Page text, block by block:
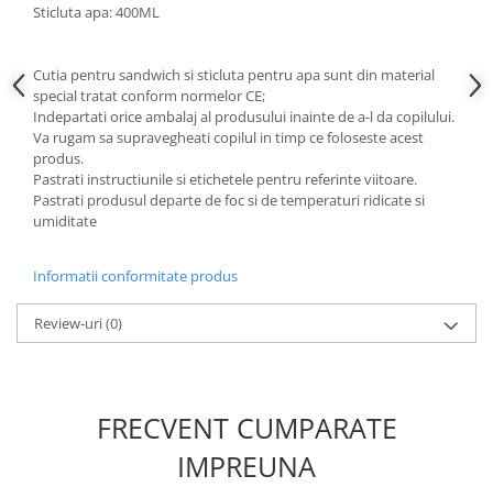
Cadouri pentru Doctori
Martisoare
Sticluta apa: 400ML
Cutia pentru sandwich si sticluta pentru apa sunt din material
special tratat conform normelor CE;
Indepartati orice ambalaj al produsului inainte de a-l da copilului.
Va rugam sa supravegheati copilul in timp ce foloseste acest
produs.
Pastrati instructiunile si etichetele pentru referinte viitoare.
Pastrati produsul departe de foc si de temperaturi ridicate si
umiditate
Informatii conformitate produs
Review-uri(0)
FRECVENT CUMPARATE
IMPREUNA